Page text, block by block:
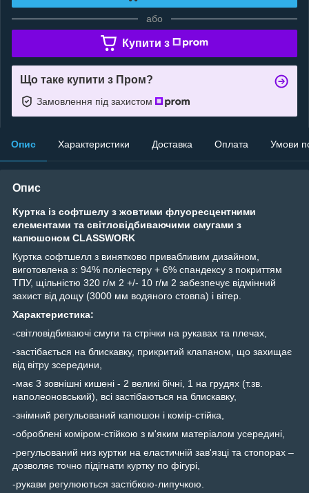
або
Купити з
Що таке купити з Пром?
Замовлення під захистом
Опис Характеристики Доставка Оплата Умови
Опис
Куртка із софтшелу з жовтими флуоресцентними
елементами та світловідбиваючими смугами з
капюшоном CLASSWORK
Куртка софтшелл з винятково привабливим дизайном,
виготовлена ​​з: 94% поліестеру + 6% спандексу з покриттям
ТПУ, щільністю 320 г/м 2 +/- 10 г/м 2 забезпечує відмінний
захист від дощу (3000 мм водяного стовпа) і вітер.
Характеристика:
-світловідбиваючі смуги та стрічки на рукавах та плечах,
-застібається на блискавку, прикритий клапаном, що захищає
від вітру зсередини,
-має 3 зовнішні кишені - 2 великі бічні, 1 на грудях (т.зв.
наполеоновський), всі застібаються на блискавку,
-знімний регульований капюшон і комір-стійка,
-оброблені коміром-стійкою з м'яким матеріалом усередині,
-регульований низ куртки на еластичній зав'язці та стопорах –
дозволяє точно підігнати куртку по фігурі,
-рукави регулюються застібкою-липучкою.